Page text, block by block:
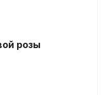
розы